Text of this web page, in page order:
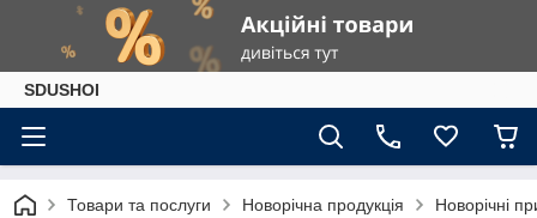
SDUSHOI
Товари та послуги Новорічна продукція Новорічні